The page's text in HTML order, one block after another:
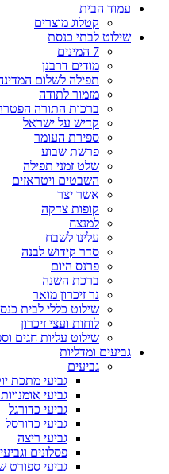
עמוד הבית
קטלוג מוצרים
שילוט לבתי כנסת
7 המינים
מודים דרבנן
תפילה לשלום
מזמור לתודה
ברכות התורה
קדיש על ישראל
ספירת העומר
פרשת שבוע
שלט זמני תפילה
השבטים ויטראזים
אשר יצר
קופות צדקה
למנצח
עלינו לשבח
סדר קידוש לבנה
פרנס היום
ברכת השנה
נר זיכרון מואר
שילוט כללי לבית
לוחות ועצי זיכרון
שילוט עליות חגים
גביעים ומדליות
גביעים
גביעי מתכת
גביעי
גביעי כדורגל
גביעי כדורסל
גביעי ריצה
פסלונים
גביעי ספורט